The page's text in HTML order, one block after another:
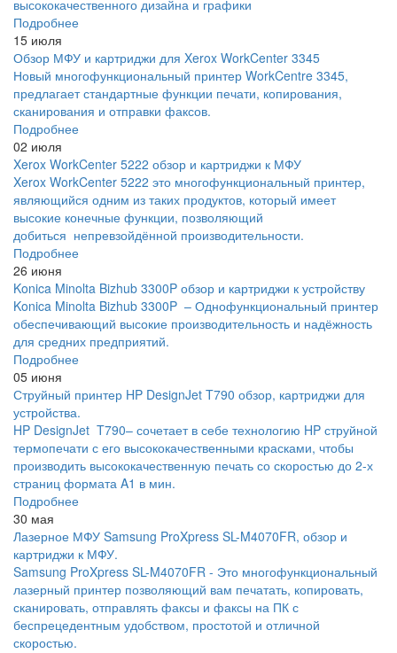
высококачественного дизайна и графики
Подробнее
15 июля
Обзор МФУ и картриджи для Xerox WorkCenter 3345
Новый многофункциональный принтер WorkCentre 3345,
предлагает стандартные функции печати, копирования,
сканирования и отправки факсов.
Подробнее
02 июля
Xerox WorkCenter 5222 обзор и картриджи к МФУ
Xerox WorkCenter 5222 это многофункциональный принтер,
являющийся одним из таких продуктов, который имеет
высокие конечные функции, позволяющий
добиться непревзойдённой производительности.
Подробнее
26 июня
Konica Minolta Bizhub 3300P обзор и картриджи к устройству
Konica Minolta Bizhub 3300P – Однофункциональный принтер
обеспечивающий высокие производительность и надёжность
для средних предприятий.
Подробнее
05 июня
Струйный принтер HP DesignJet T790 обзор, картриджи для
устройства.
HP DesignJet T790– сочетает в себе технологию HP струйной
термопечати с его высококачественными красками, чтобы
производить высококачественную печать со скоростью до 2-х
страниц формата A1 в мин.
Подробнее
30 мая
Лазерное МФУ Samsung ProXpress SL-M4070FR, обзор и
картриджи к МФУ.
Samsung ProXpress SL-M4070FR - Это многофункциональный
лазерный принтер позволяющий вам печатать, копировать,
сканировать, отправлять факсы и факсы на ПК с
беспрецедентным удобством, простотой и отличной
скоростью.